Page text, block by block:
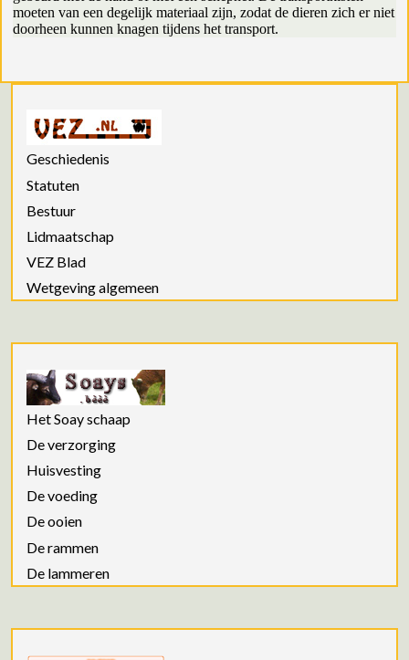
moeten van een degelijk materiaal zijn, zodat de dieren zich er niet
doorheen kunnen knagen tijdens het transport.
Geschiedenis
Statuten
Bestuur
Lidmaatschap
VEZ Blad
Wetgeving algemeen
Het Soay schaap
De verzorging
Huisvesting
De voeding
De ooien
De rammen
De lammeren